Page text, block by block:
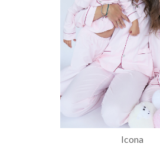
Icona